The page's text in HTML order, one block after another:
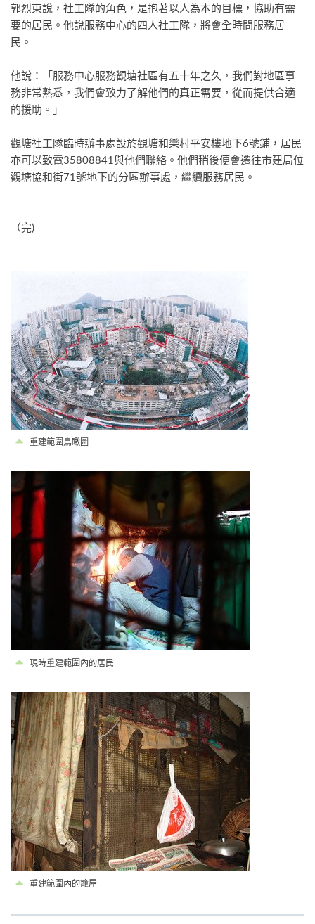
重建範圍鳥瞰圖
現時重建範圍內的居民
重建範圍內的籠屋
郭烈東說，社工隊的角色，是抱著以人為本的目標，協助有需
要的居民。他說服務中心的四人社工隊，將會全時間服務居
民。
他說：「服務中心服務觀塘社區有五十年之久，我們對地區事
務非常熟悉，我們會致力了解他們的真正需要，從而提供合適
的援助。」
觀塘社工隊臨時辦事處設於觀塘和樂村平安樓地下6號鋪，居民
亦可以致電35808841與他們聯絡。他們稍後便會遷往市建局位
觀塘協和街71號地下的分區辦事處，繼續服務居民。
（完)